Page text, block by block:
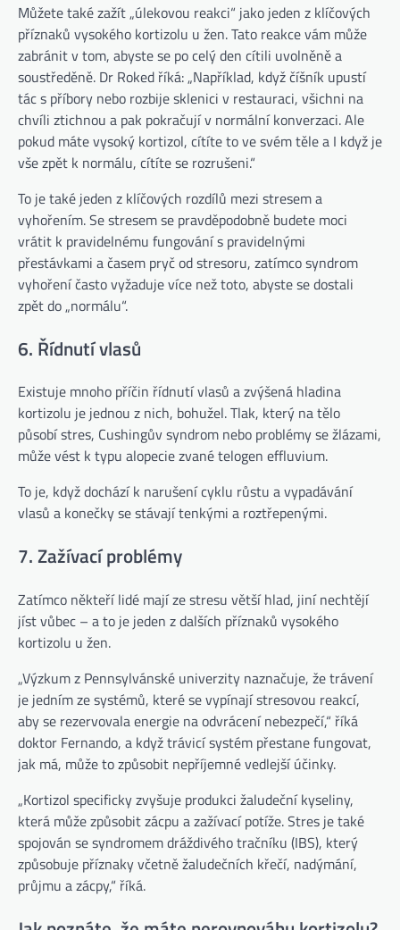
Můžete také zažít „úlekovou reakci“ jako jeden z klíčových
příznaků vysokého kortizolu u žen. Tato reakce vám může
zabránit v tom, abyste se po celý den cítili uvolněně a
soustředěně. Dr Roked říká: „Například, když číšník upustí
tác s příbory nebo rozbije sklenici v restauraci, všichni na
chvíli ztichnou a pak pokračují v normální konverzaci. Ale
pokud máte vysoký kortizol, cítíte to ve svém těle a I když je
vše zpět k normálu, cítíte se rozrušeni.“
To je také jeden z klíčových rozdílů mezi stresem a
vyhořením. Se stresem se pravděpodobně budete moci
vrátit k pravidelnému fungování s pravidelnými
přestávkami a časem pryč od stresoru, zatímco syndrom
vyhoření často vyžaduje více než toto, abyste se dostali
zpět do „normálu“.
6. Řídnutí vlasů
Existuje mnoho příčin řídnutí vlasů a zvýšená hladina
kortizolu je jednou z nich, bohužel. Tlak, který na tělo
působí stres, Cushingův syndrom nebo problémy se žlázami,
může vést k typu alopecie zvané telogen effluvium.
To je, když dochází k narušení cyklu růstu a vypadávání
vlasů a konečky se stávají tenkými a roztřepenými.
7. Zažívací problémy
Zatímco někteří lidé mají ze stresu větší hlad, jiní nechtějí
jíst vůbec – a to je jeden z dalších příznaků vysokého
kortizolu u žen.
„Výzkum z Pennsylvánské univerzity naznačuje, že trávení
je jedním ze systémů, které se vypínají stresovou reakcí,
aby se rezervovala energie na odvrácení nebezpečí,“ říká
doktor Fernando, a když trávicí systém přestane fungovat,
jak má, může to způsobit nepříjemné vedlejší účinky.
„Kortizol specificky zvyšuje produkci žaludeční kyseliny,
která může způsobit zácpu a zažívací potíže. Stres je také
spojován se syndromem dráždivého tračníku (IBS), který
způsobuje příznaky včetně žaludečních křečí, nadýmání,
průjmu a zácpy,“ říká.